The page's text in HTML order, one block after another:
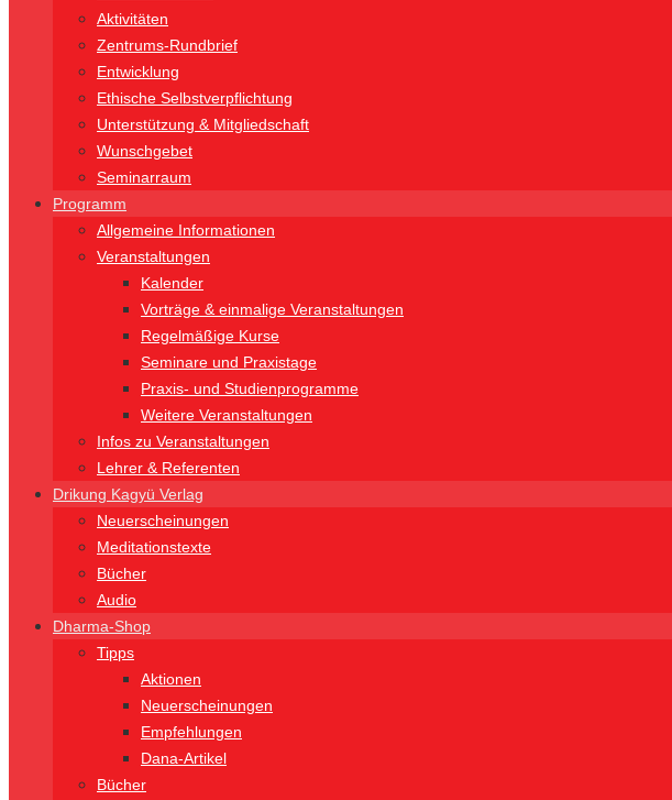
Aktivitäten
Zentrums-Rundbrief
Entwicklung
Ethische Selbstverpflichtung
Unterstützung & Mitgliedschaft
Wunschgebet
Seminarraum
Programm
Allgemeine Informationen
Veranstaltungen
Kalender
Vorträge & einmalige Veranstaltungen
Regelmäßige Kurse
Seminare und Praxistage
Praxis- und Studienprogramme
Weitere Veranstaltungen
Infos zu Veranstaltungen
Lehrer & Referenten
Drikung Kagyü Verlag
Neuerscheinungen
Meditationstexte
Bücher
Audio
Dharma-Shop
Tipps
Aktionen
Neuerscheinungen
Empfehlungen
Dana-Artikel
Bücher